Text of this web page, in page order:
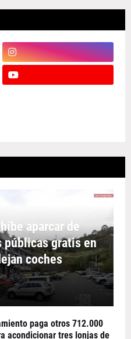
aparcar de
públicas gratis en
coches
paga otros 712.000
acondicionar tres lonjas de